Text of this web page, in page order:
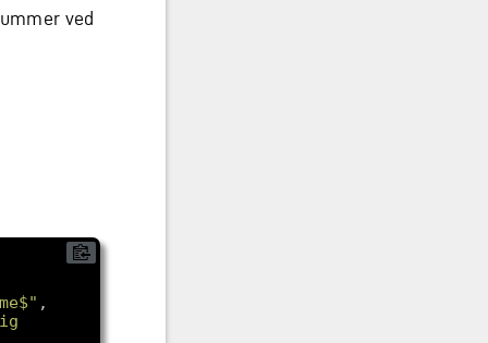
ved